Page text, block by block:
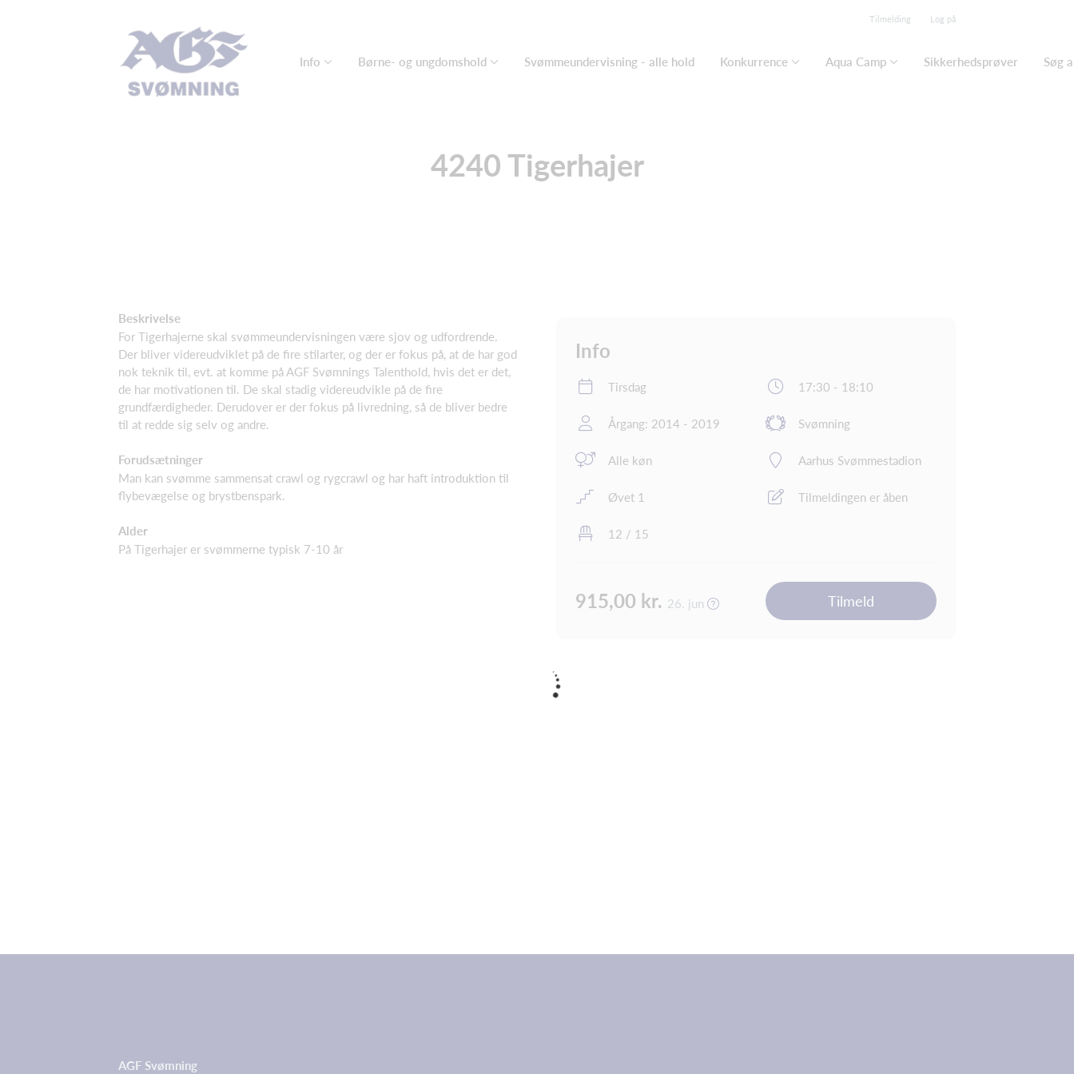
Tilmelding Log på
Info Børne- og ungdomshold Svømmeundervisning - alle hold Konkurrence Aqua Camp Sikkerhedsprøver Søg
4240 Tigerhajer
Beskrivelse
For Tigerhajerne skal svømmeundervisningen være sjov og udfordrende.
Der bliver videreudviklet på de fire stilarter, og der er fokus på, at de har god
nok teknik til, evt. at komme på AGF Svømnings Talenthold, hvis det er det,
de har motivationen til. De skal stadig videreudvikle på de fire
grundfærdigheder. Derudover er der fokus på livredning, så de bliver bedre
til at redde sig selv og andre.
Forudsætninger
Man kan svømme sammensat crawl og rygcrawl og har haft introduktion til
flybevægelse og brystbenspark.
Alder
På Tigerhajer er svømmerne typisk 7-10 år
Info
Tirsdag 17:30 - 18:10
Årgang: 2014 - 2019 Svømning
Alle køn Aarhus Svømmestadion
Øvet 1 Tilmeldingen er åben
12 / 15
915,00 kr. 26. jun Tilmeld
AGF Svømning